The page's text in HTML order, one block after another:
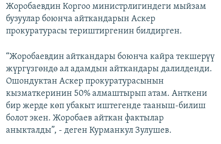
Жоробаевдин Коргоо министрлигиндеги мыйзам
бузуулар боюнча айткандарын Аскер
прокуратурасы териштиргенин билдирген.
“Жоробаевдин айткандары боюнча кайра текшерүү
жүргүзгөндө ал адамдын айткандары далилденди.
Ошондуктан Аскер прокуратурасынын
кызматкеринин 50% алмаштырып атам. Анткени
бир жерде көп убакыт иштегенде тааныш-билиш
болот экен. Жоробаев айткан фактылар
аныкталды”, - деген Курманкул Зулушев.